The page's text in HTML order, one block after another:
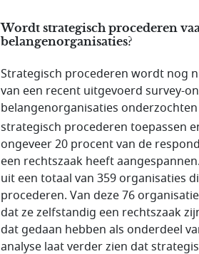
Wordt strategisch procederen
belangenorganisaties?
Strategisch procederen wordt nog
van een recent uitgevoerd survey-
belangenorganisaties
strategisch procederen toepassen
ongeveer 20 procent van de
een rechtszaak heeft
uit een totaal van 359 organisaties
procederen. Van deze 76
dat ze zelfstandig een rechtszaak
dat gedaan hebben als onderdeel
analyse laat verder zien dat